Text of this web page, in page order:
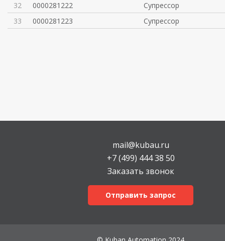
32
0000281222
Супрессор
33
0000281223 Супрессор
mail@kubau.ru
+7 (499) 444 38 50
Заказать звонок
Отправить запрос